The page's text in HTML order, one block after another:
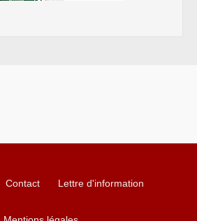
Contact Lettre d'information